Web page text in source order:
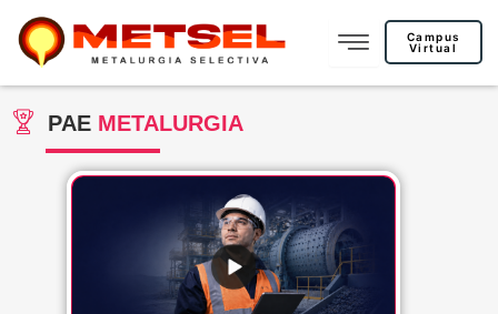
contenido
Campus
Virtual
PAE METALURGIA